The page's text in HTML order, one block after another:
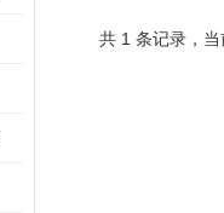
共 1 条记录，